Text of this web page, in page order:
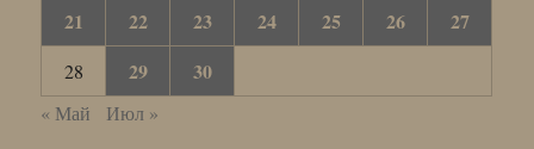
21
22 23 24 25 26 27
28 29 30
« Май Июл »